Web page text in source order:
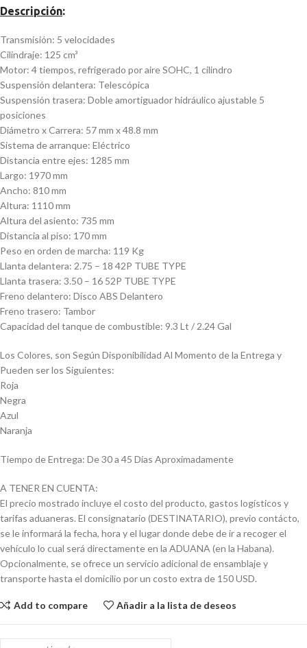
Descripción:
Transmisión: 5 velocidades
Cilindraje: 125 cm³
Motor: 4 tiempos, refrigerado por aire SOHC, 1 cilindro
Suspensión delantera: Telescópica
Suspensión trasera: Doble amortiguador hidráulico ajustable 5
posiciones
Diámetro x Carrera: 57 mm x 48.8 mm
Sistema de arranque: Eléctrico
Distancia entre ejes: 1285 mm
Largo: 1970 mm
Ancho: 810 mm
Altura: 1110 mm
Altura del asiento: 735 mm
Distancia al piso: 170 mm
Peso en orden de marcha: 119 Kg
Llanta delantera: 2.75 – 18 42P TUBE TYPE
Llanta trasera: 3.50 – 16 52P TUBE TYPE
Freno delantero: Disco ABS Delantero
Freno trasero: Tambor
Capacidad del tanque de combustible: 9.3 Lt / 2.24 Gal
Los Colores, son Según Disponibilidad Al Momento de la Entrega y
Pueden ser los Siguientes:
Roja
Negra
Azul
Naranja
Tiempo de Entrega: De 30 a 45 Días Aproximadamente
A TENER EN CUENTA:
El precio mostrado incluye el costo del producto, gastos logísticos y
tarifas aduaneras. El consignatario (DESTINATARIO), previo contácto,
se le informará la fecha, hora y el lugar donde debe de ir a recoger el
vehículo lo cual será directamente en la ADUANA (en la Habana).
Opcionalmente, se ofrece un servicio adicional de ensamblaje y
transporte hasta el domicilio por un costo extra de 150 USD.
Add to compare Añadir a la lista de deseos